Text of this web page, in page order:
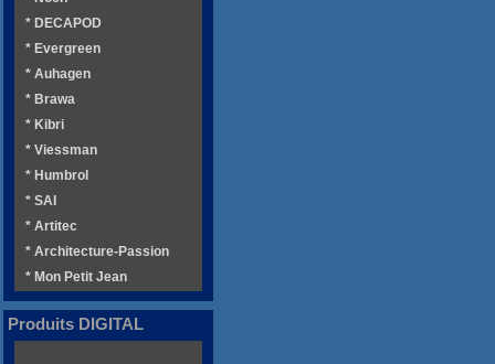
* DECAPOD
* Evergreen
* Auhagen
* Brawa
* Kibri
* Viessman
* Humbrol
* SAI
* Artitec
* Architecture-Passion
* Mon Petit Jean
Produits DIGITAL